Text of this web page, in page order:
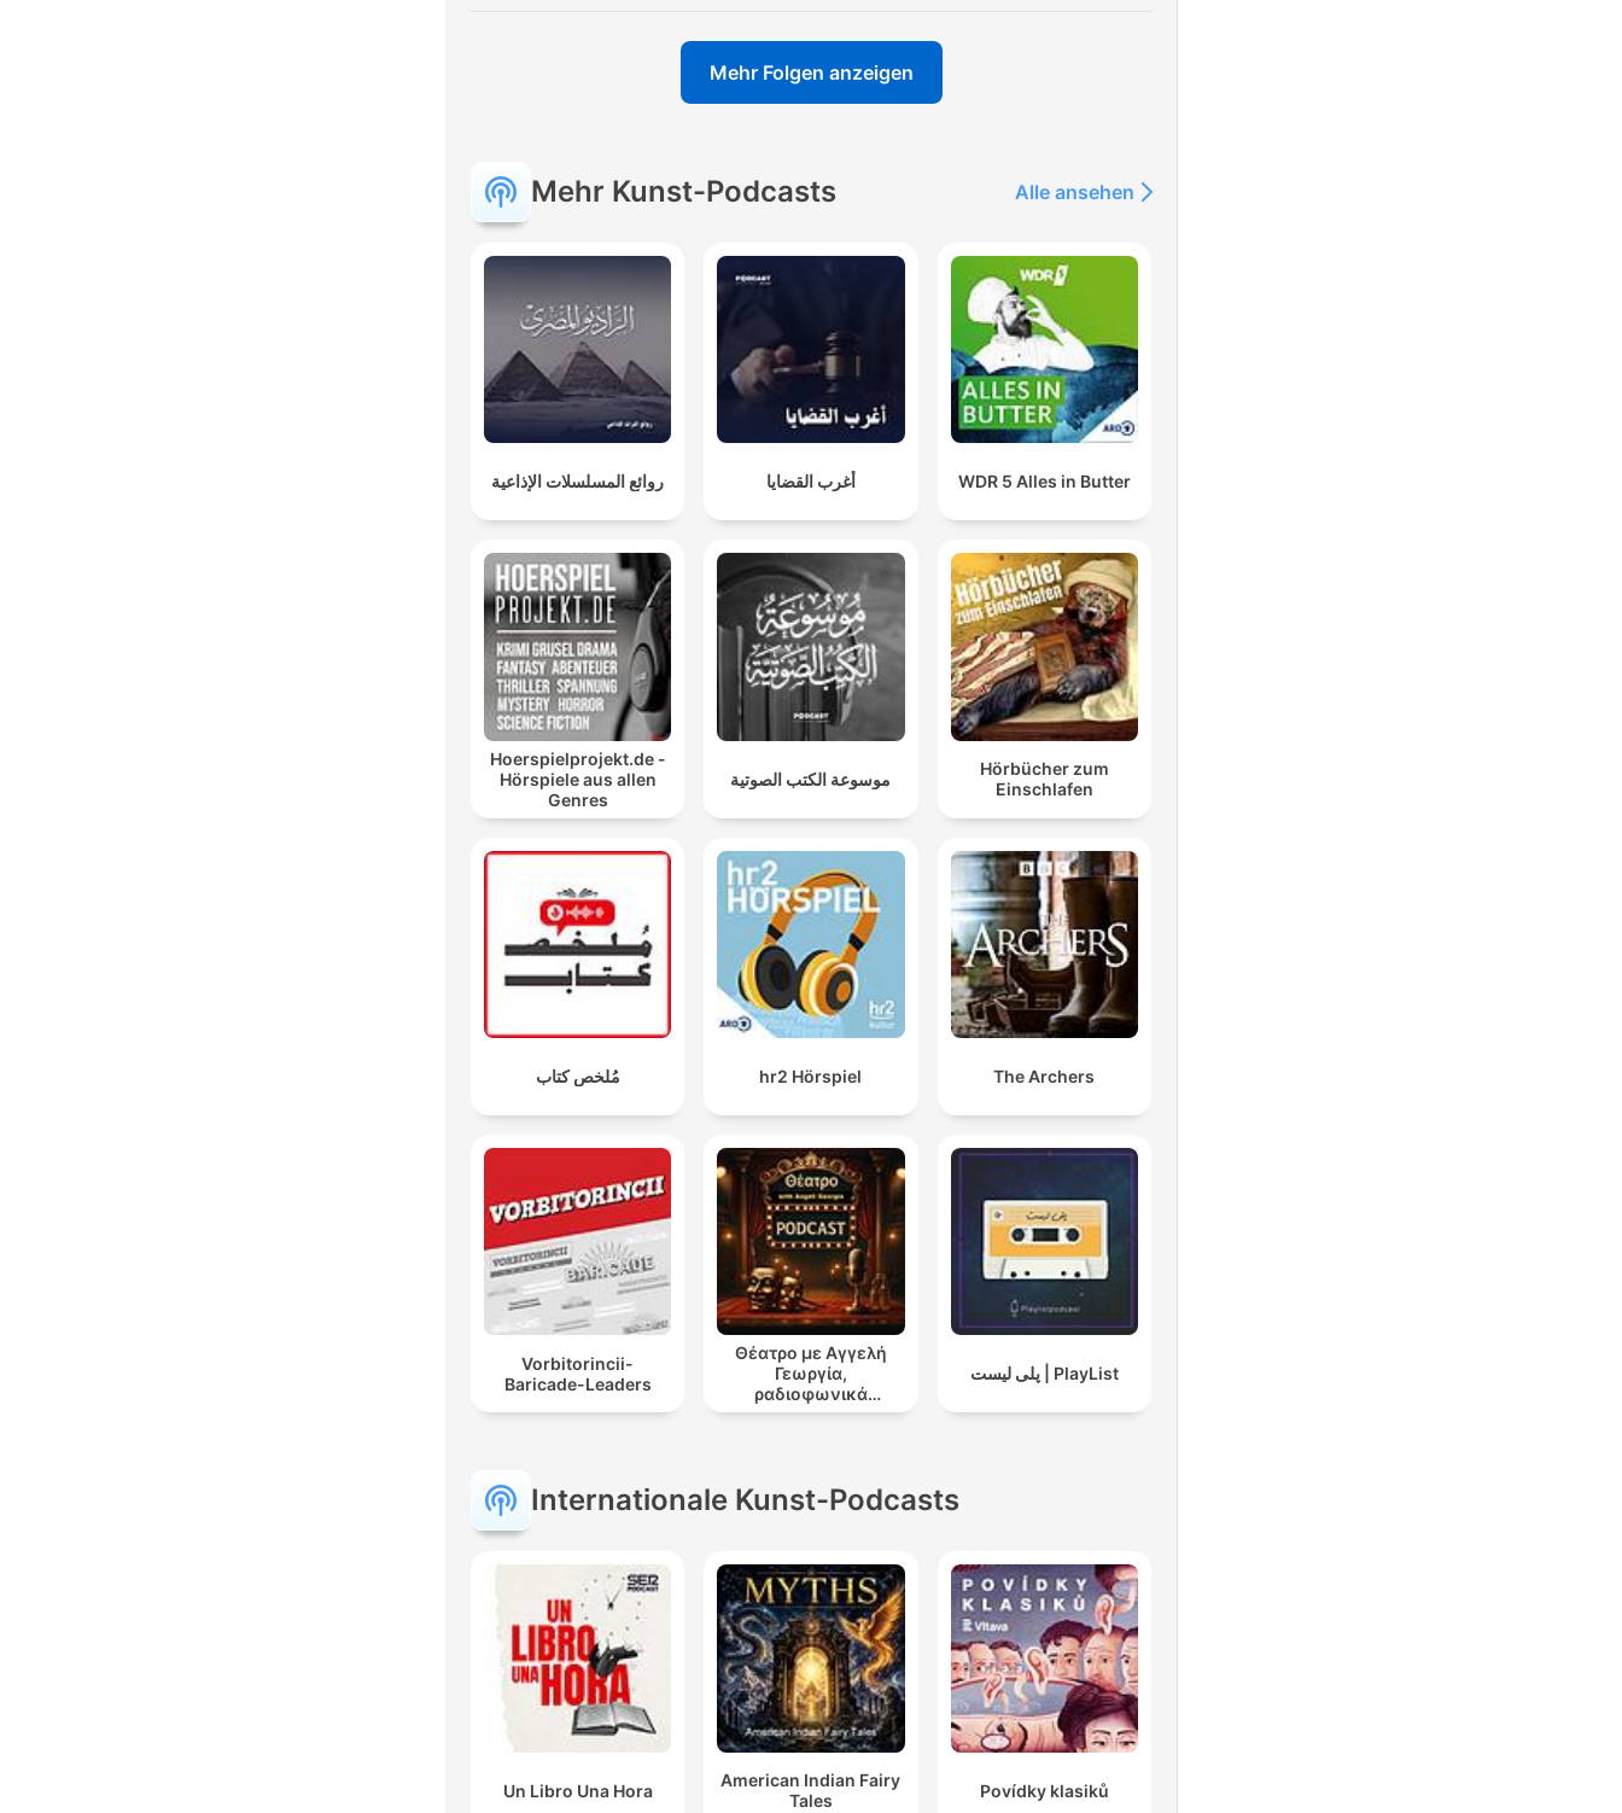
Mehr Folgen anzeigen
Mehr Kunst-Podcasts Alle ansehen
روائع المسلسلات الإذاعية أغرب القضايا WDR 5 Alles in Butter
Hoerspielprojekt.de -
Hörspiele aus allen
Genres
موسوعة الكتب الصوتية
Hörbücher zum
Einschlafen
مُلخص كتاب hr2 Hörspiel The Archers
Vorbitorincii-
Baricade-Leaders
Θέατρο με Αγγελή
Γεωργία,
ραδιοφωνικά
θεατρικά έργα
پلی لیست | PlayList
Internationale Kunst-Podcasts
Un Libro Una Hora
American Indian Fairy
Tales
Povídky klasiků